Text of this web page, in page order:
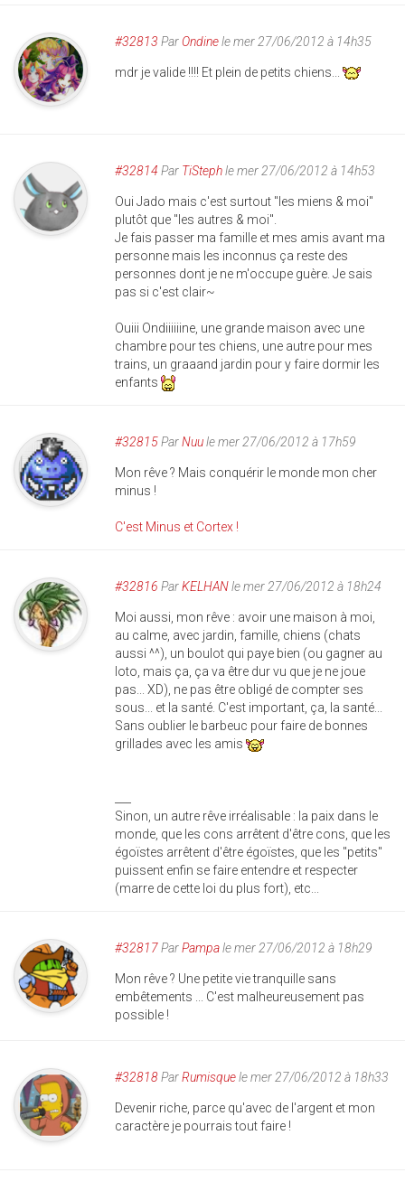
#32813 ParOndinele mer 27/06/2012 à 14h35
mdr je valide !!!! Et plein de petits chiens...
#32814 Par TiStephle mer 27/06/2012 à 14h53
Oui Jado mais c'est surtout "les miens & moi"
plutôt que "les autres & moi".
Je fais passer ma famille et mes amis avant ma
personne mais les inconnus ça reste des
personnes dont je ne m'occupe guère. Je sais
pas si c'est clair~
Ouiii Ondiiiiiine, une grande maison avec une
chambre pour tes chiens, une autre pour mes
trains, un graaand jardin pour y faire dormir les
enfants
#32815ParNuule mer 27/06/2012 à 17h59
Mon rêve ? Mais conquérir le monde mon cher
minus !
C'est Minus et Cortex !
#32816 ParKELHANle mer 27/06/2012 à 18h24
Moi aussi, mon rêve : avoir une maison à moi,
au calme, avec jardin, famille, chiens (chats
aussi ^^), un boulot qui paye bien (ou gagner au
loto, mais ça, ça va être dur vu que je ne joue
pas... XD), ne pas être obligé de compter ses
sous... et la santé. C'est important, ça, la santé...
Sans oublier le barbeuc pour faire de bonnes
grillades avec les amis
Sinon, un autre rêve irréalisable : la paix dans le
monde, que les cons arrêtent d'être cons, que les
égoïstes arrêtent d'être égoïstes, que les "petits"
puissent enfin se faire entendre et respecter
(marre de cette loi du plus fort), etc...
#32817ParPampale mer 27/06/2012 à 18h29
Mon rêve ? Une petite vie tranquille sans
embêtements ... C'est malheureusement pas
possible !
#32818ParRumisquele mer 27/06/2012 à 18h33
Devenir riche, parce qu'avec de l'argent et mon
caractère je pourrais tout faire !